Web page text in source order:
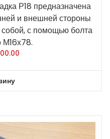
Р18 предназначена
и внешней стороны
с помощью болта
М16х78.